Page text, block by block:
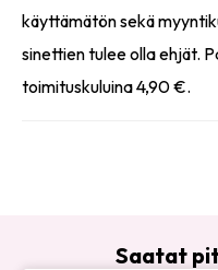
käyttämätön sekä
sinettien tulee olla ehjät.
toimituskuluina 4,90 €.
Saatat